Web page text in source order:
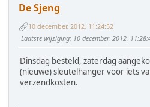
De Sjeng
10 december, 2012, 11:24:52
Laatste wijziging: 10 december, 2012,
Dinsdag besteld, zaterdag
(nieuwe) sleutelhanger voor iets
verzendkosten.